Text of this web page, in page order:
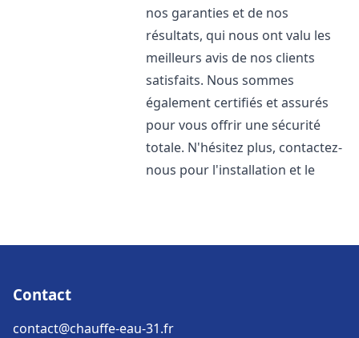
nos garanties et de nos
résultats, qui nous ont valu les
meilleurs avis de nos clients
satisfaits. Nous sommes
également certifiés et assurés
pour vous offrir une sécurité
totale. N'hésitez plus, contactez-
nous pour l'installation et le
Contact
contact@chauffe-eau-31.fr